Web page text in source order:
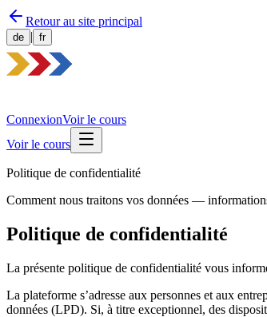
Retour au site principal
de | fr
ConnexionVoir le cours
Voir le cours
Politique de confidentialité
Comment nous traitons vos données —
Politique de confidentialité
La présente politique de confidentialité vous
La plateforme s’adresse aux personnes et aux
données (LPD). Si, à titre exceptionnel, des